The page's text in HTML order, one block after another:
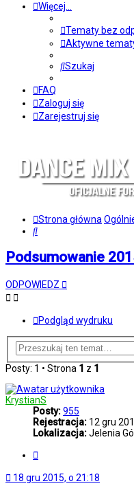
Więcej…
Tematy bez
Aktywne
Szukaj
FAQ
Zaloguj się
Zarejestruj się
Strona główna
Szukaj
Podsumowanie
ODPOWIEDZ
Podgląd wydruku
Posty: 1 • Strona 1 z 1
KrystianS
Posty:955
Rejestracja: 12 gru
Lokalizacja:Jelenia
18 gru 2015, o 21:18